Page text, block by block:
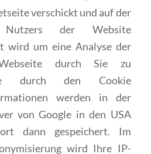
verschickt und auf der
der Website
wird um eine Analyse der
durch Sie zu
durch den Cookie
werden in der
von Google in den USA
dann gespeichert. Im
wird Ihre IP-